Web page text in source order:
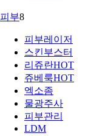
피부8
피부레이저
스킨부스터
리쥬란HOT
쥬베룩HOT
엑소좀
물광주사
피부관리
LDM